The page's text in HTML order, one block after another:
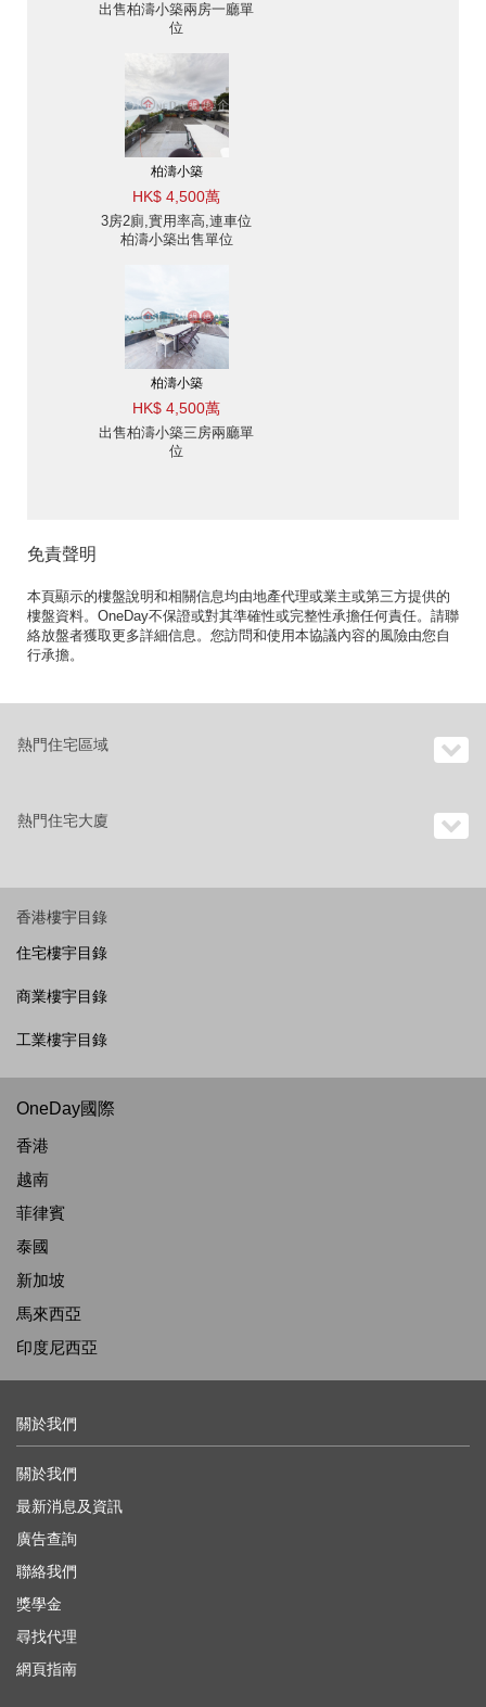
出售柏濤小築兩房一廳單
位
柏濤小築
HK$ 4,500萬
3房2廁,實用率高,連車位
柏濤小築出售單位
柏濤小築
HK$ 4,500萬
出售柏濤小築三房兩廳單
位
免責聲明
本頁顯示的樓盤說明和相關信息均由地產代理或業主或第三方提供的
樓盤資料。OneDay不保證或對其準確性或完整性承擔任何責任。請聯
絡放盤者獲取更多詳細信息。您訪問和使用本協議內容的風險由您自
行承擔。
熱門住宅區域
熱門住宅大廈
香港樓宇目錄
住宅樓宇目錄
商業樓宇目錄
工業樓宇目錄
OneDay國際
香港
越南
菲律賓
泰國
新加坡
馬來西亞
印度尼西亞
關於我們
關於我們
最新消息及資訊
廣告查詢
聯絡我們
獎學金
尋找代理
網頁指南